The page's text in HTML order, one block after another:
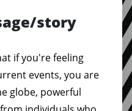
story
if you're feeling
events, you are
globe, powerful